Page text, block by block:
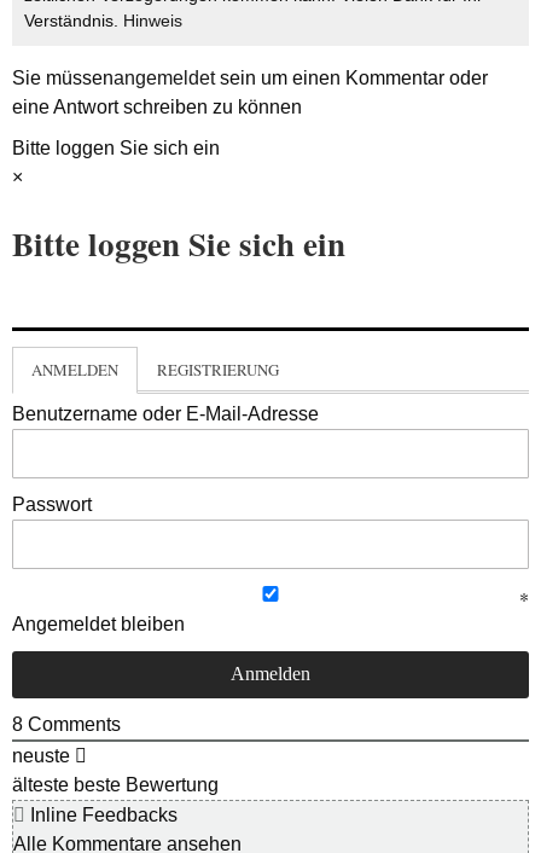
Verständnis. Hinweis
Sie müssenangemeldetsein um einen Kommentar oder
eine Antwort schreiben zu können
Bitte loggen Sie sich ein
×
Bitte loggen Sie sich ein
ANMELDEN REGISTRIERUNG
Benutzername oder E-Mail-Adresse
Passwort
Angemeldet bleiben
8 Comments
neuste
älteste beste Bewertung
Inline Feedbacks
Alle Kommentare ansehen